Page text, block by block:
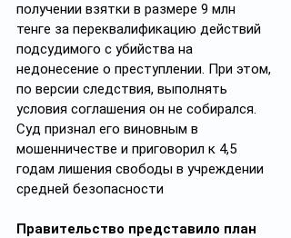
получении взятки в размере 9 млн
тенге за переквалификацию действий
подсудимого с убийства на
недонесение о преступлении. При этом,
по версии следствия, выполнять
условия соглашения он не собирался.
Суд признал его виновным в
мошенничестве и приговорил к 4,5
годам лишения свободы в учреждении
средней безопасности
Правительство представило план